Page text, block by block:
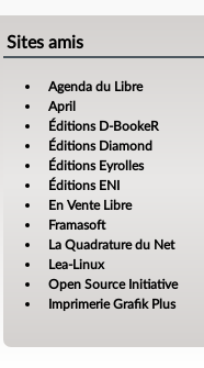
Sites amis
Agenda du Libre
April
Éditions D-BookeR
Éditions Diamond
Éditions Eyrolles
Éditions ENI
En Vente Libre
Framasoft
La Quadrature du Net
Lea-Linux
Open Source Initiative
Imprimerie Grafik Plus